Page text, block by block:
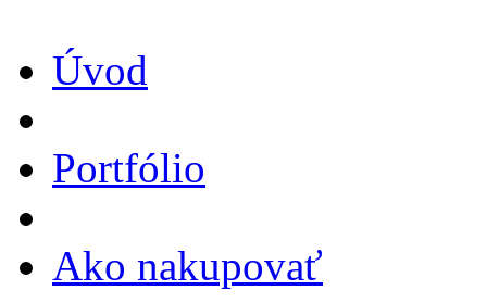
Úvod
Portfólio
Ako nakupovať